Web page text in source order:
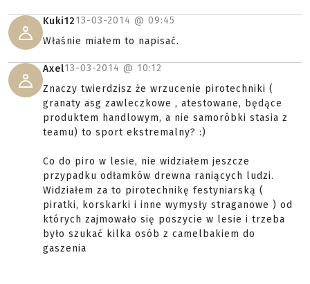
Kuki1213-03-2014 @ 09:45
Właśnie miałem to napisać.
Axel13-03-2014 @ 10:12
Znaczy twierdzisz że wrzucenie pirotechniki (
granaty asg zawleczkowe , atestowane, będące
produktem handlowym, a nie samoróbki stasia z
teamu) to sport ekstremalny? :)
Co do piro w lesie, nie widziałem jeszcze
przypadku odłamków drewna raniących ludzi.
Widziałem za to pirotechnikę festyniarską (
piratki, korskarki i inne wymysły straganowe ) od
których zajmowało się poszycie w lesie i trzeba
było szukać kilka osób z camelbakiem do
gaszenia